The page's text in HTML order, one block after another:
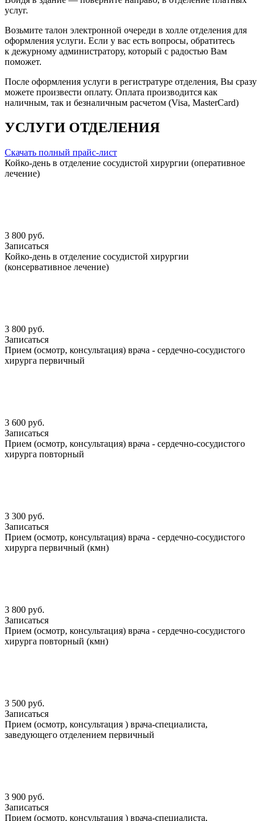
услуг.
Возьмите талон электронной очереди в холле отделения для
оформления услуги. Если у вас есть вопросы, обратитесь
к дежурному администратору, который с радостью Вам
поможет.
После оформления услуги в регистратуре отделения, Вы сразу
можете произвести оплату. Оплата производится как
наличным, так и безналичным расчетом (Visa, MasterCard)
УСЛУГИ ОТДЕЛЕНИЯ
Скачать полный прайс-лист
Койко-день в отделение сосудистой хирургии (оперативное
лечение)
3 800 руб.
Записаться
Койко-день в отделение сосудистой хирургии
(консервативное лечение)
3 800 руб.
Записаться
Прием (осмотр, консультация) врача - сердечно-сосудистого
хирурга первичный
3 600 руб.
Записаться
Прием (осмотр, консультация) врача - сердечно-сосудистого
хирурга повторный
3 300 руб.
Записаться
Прием (осмотр, консультация) врача - сердечно-сосудистого
хирурга первичный (кмн)
3 800 руб.
Записаться
Прием (осмотр, консультация) врача - сердечно-сосудистого
хирурга повторный (кмн)
3 500 руб.
Записаться
Прием (осмотр, консультация ) врача-специалиста,
заведующего отделением первичный
3 900 руб.
Записаться
Прием (осмотр, консультация ) врача-специалиста,